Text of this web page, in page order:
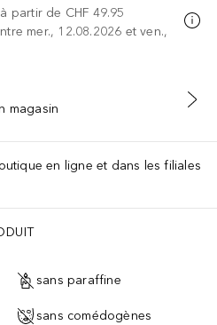
partir de CHF 49.95
mer., 12.08.2026 et ven.,
AU PANIER
magasin
en ligne et dans les filiales
sans paraffine
sans comédogènes